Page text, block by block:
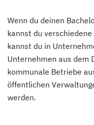
Wenn du deinen
kannst du
kannst du in
Unternehmen aus dem
kommunale Betriebe
öffentlichen
werden.